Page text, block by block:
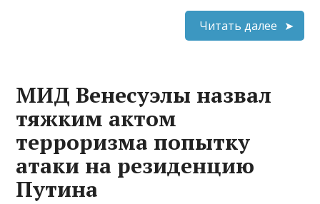
Читать далее
МИД Венесуэлы назвал
тяжким актом
терроризма попытку
атаки на резиденцию
Путина